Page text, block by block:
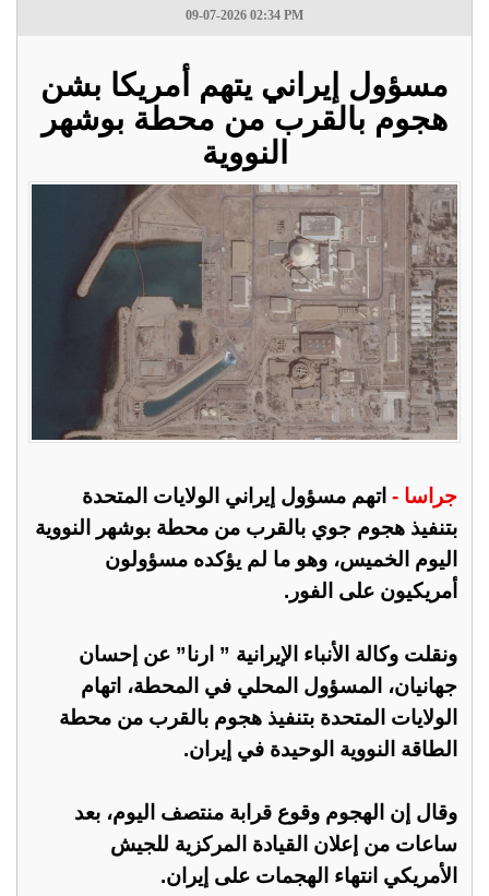
09-07-2026 02:34 PM
مسؤول إيراني يتهم أمريكا بشن
هجوم بالقرب من محطة بوشهر
النووية
جراسا - اتهم مسؤول إيراني الولايات المتحدة
بتنفيذ هجوم جوي بالقرب من محطة بوشهر النووية
اليوم الخميس، وهو ما لم يؤكده مسؤولون
أمريكيون على الفور.
ونقلت وكالة الأنباء الإيرانية ” ارنا” عن إحسان
جهانيان، المسؤول المحلي في المحطة، اتهام
الولايات المتحدة بتنفيذ هجوم بالقرب من محطة
الطاقة النووية الوحيدة في إيران.
وقال إن الهجوم وقوع قرابة منتصف اليوم، بعد
ساعات من إعلان القيادة المركزية للجيش
الأمريكي انتهاء الهجمات على إيران.